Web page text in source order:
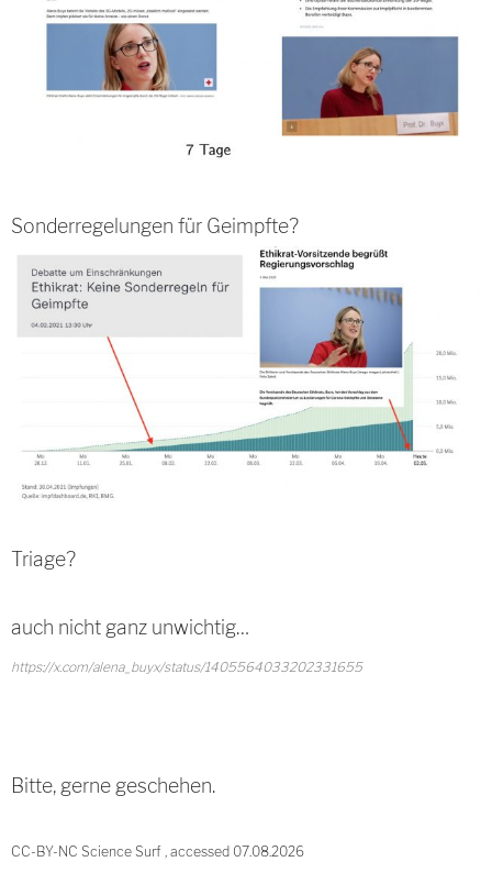
Sonderregelungen für Geimpfte?
Triage?
auch nicht ganz unwichtig…
https://x.com/alena_buyx/status/1405564033202331655
Bitte, gerne geschehen.
CC-BY-NC Science Surf , accessed 07.08.2026